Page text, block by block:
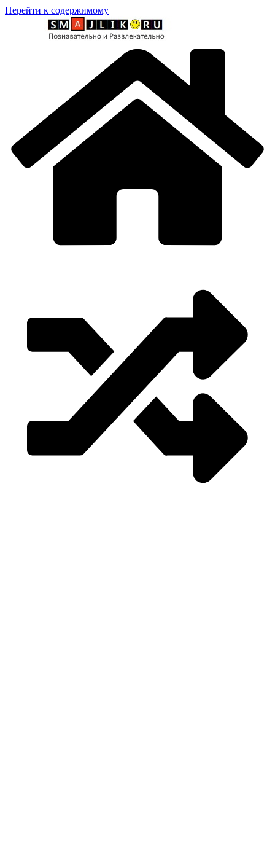
Перейти к содержимому